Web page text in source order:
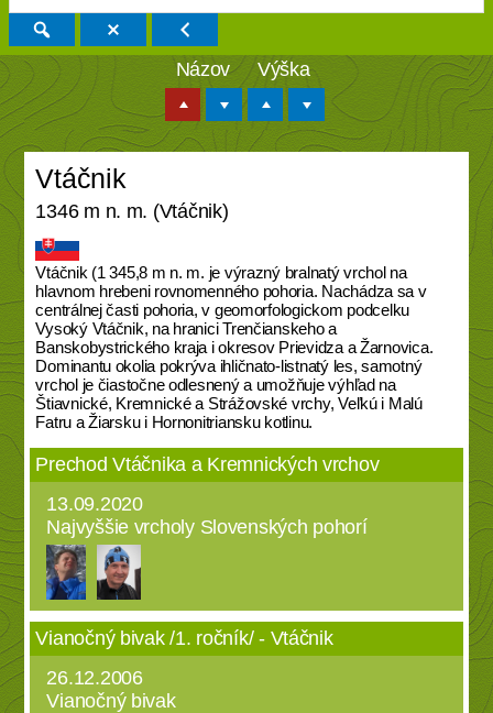
Názov Výška
Vtáčnik
1346 m n. m. (Vtáčnik)
Vtáčnik (1 345,8 m n. m. je výrazný bralnatý vrchol na
hlavnom hrebeni rovnomenného pohoria. Nachádza sa v
centrálnej časti pohoria, v geomorfologickom podcelku
Vysoký Vtáčnik, na hranici Trenčianskeho a
Banskobystrického kraja i okresov Prievidza a Žarnovica.
Dominantu okolia pokrýva ihličnato-listnatý les, samotný
vrchol je čiastočne odlesnený a umožňuje výhľad na
Štiavnické, Kremnické a Strážovské vrchy, Veľkú i Malú
Fatru a Žiarsku i Hornonitriansku kotlinu.
Prechod Vtáčnika a Kremnických vrchov
13.09.2020
Najvyššie vrcholy Slovenských pohorí
Vianočný bivak /1. ročník/ - Vtáčnik
26.12.2006
Vianočný bivak